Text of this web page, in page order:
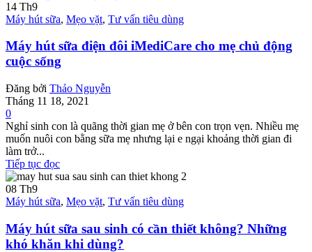
14 Th9
Máy hút sữa, Mẹo vặt, Tư vấn tiêu dùng
Máy hút sữa điện đôi iMediCare cho mẹ chủ động
cuộc sống
Đăng bởi Thảo Nguyễn
Tháng 11 18, 2021
0
Nghỉ sinh con là quãng thời gian mẹ ở bên con trọn vẹn. Nhiều mẹ
muốn nuôi con bằng sữa mẹ nhưng lại e ngại khoảng thời gian đi
làm trở...
Tiếp tục đọc
08 Th9
Máy hút sữa, Mẹo vặt, Tư vấn tiêu dùng
Máy hút sữa sau sinh có cần thiết không? Những
khó khăn khi dùng?